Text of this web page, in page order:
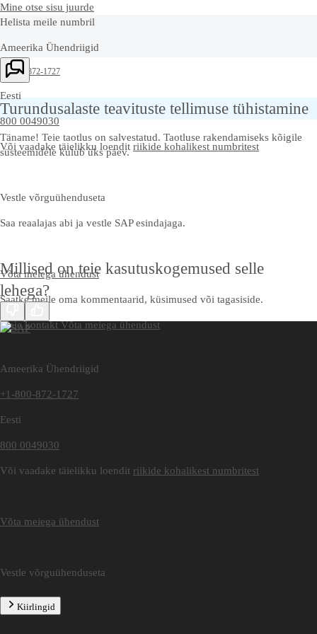
Mine otse sisu juurde
Helista meile numbril
Ameerika Ühendriigid
+1-800-872-1727
Eesti
800 0049030
Või vaadake täielikku loendit riikide kohalikest numbritest
Vestle võrguühenduseta
Saa reaalajas abi ja vestle SAP esindajaga.
Võta meiega ühendust
Saatke meile oma kommentaarid, küsimused või tagasiside.
Meie kontaktVõta meiega ühendust
Turundusalaste teavituste tellimuse tühistamine
Täname! Teie taotlus on salvestatud. Taotluse rakendamiseks kõigile
süsteemidele kulub üks päev.
Millised on teie kasutuskogemused selle
lehega?
Ameerika Ühendriigid
+1-800-872-1727
Eesti
800 0049030
Või vaadake täielikku loendit riikide kohalikest numbritest
Võta meiega ühendust
Vestle võrguühenduseta
Kiirlingid